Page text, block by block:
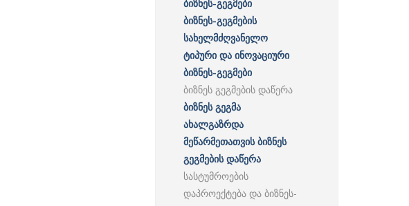
ბიზნეს-გეგმები
ბიზნეს-გეგმების
სახელმძღვანელო
ტიპური და ინოვაციური
ბიზნეს-გეგმები
ბიზნეს გეგმების დაწერა
ბიზნეს გეგმა
ახალგაზრდა
მეწარმეთათვის ბიზნეს
გეგმების დაწერა
სასტუმროების
დაპროექტება და ბიზნეს-